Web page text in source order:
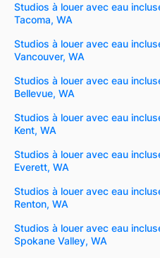
Studios à louer avec eau
Tacoma, WA
Studios à louer avec eau
Vancouver, WA
Studios à louer avec eau
Bellevue, WA
Studios à louer avec eau
Kent, WA
Studios à louer avec eau
Everett, WA
Studios à louer avec eau
Renton, WA
Studios à louer avec eau
Spokane Valley, WA